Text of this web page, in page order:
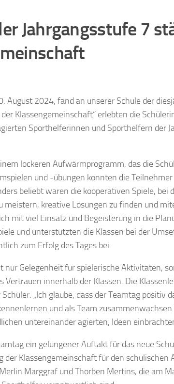
Jahrgangsstufe 7
August 2024, fand an unserer Schule der
Klassengemeinschaft“ erlebten die
Sporthelferinnen und Sporthelfern der
lockeren Aufwärmprogramm, das die
und -übungen konnten die
beliebt waren die kooperativen Spiele, bei
meistern, kreative Lösungen zu finden und
mit viel Einsatz und Begeisterung in die
und unterstützten die Klassen bei der
zum Erfolg des Tages bei.
nur Gelegenheit für spielerische Aktivitäten,
Vertrauen innerhalb der Klassen. Die
„Ich glaube, dass der Teamtag positiv
und als Team
untereinander agierten, Ideen
ein gelungener Auftakt für das neue
der Klassengemeinschaft für den schulischen
Marggraf und Thorben Mertins, die am